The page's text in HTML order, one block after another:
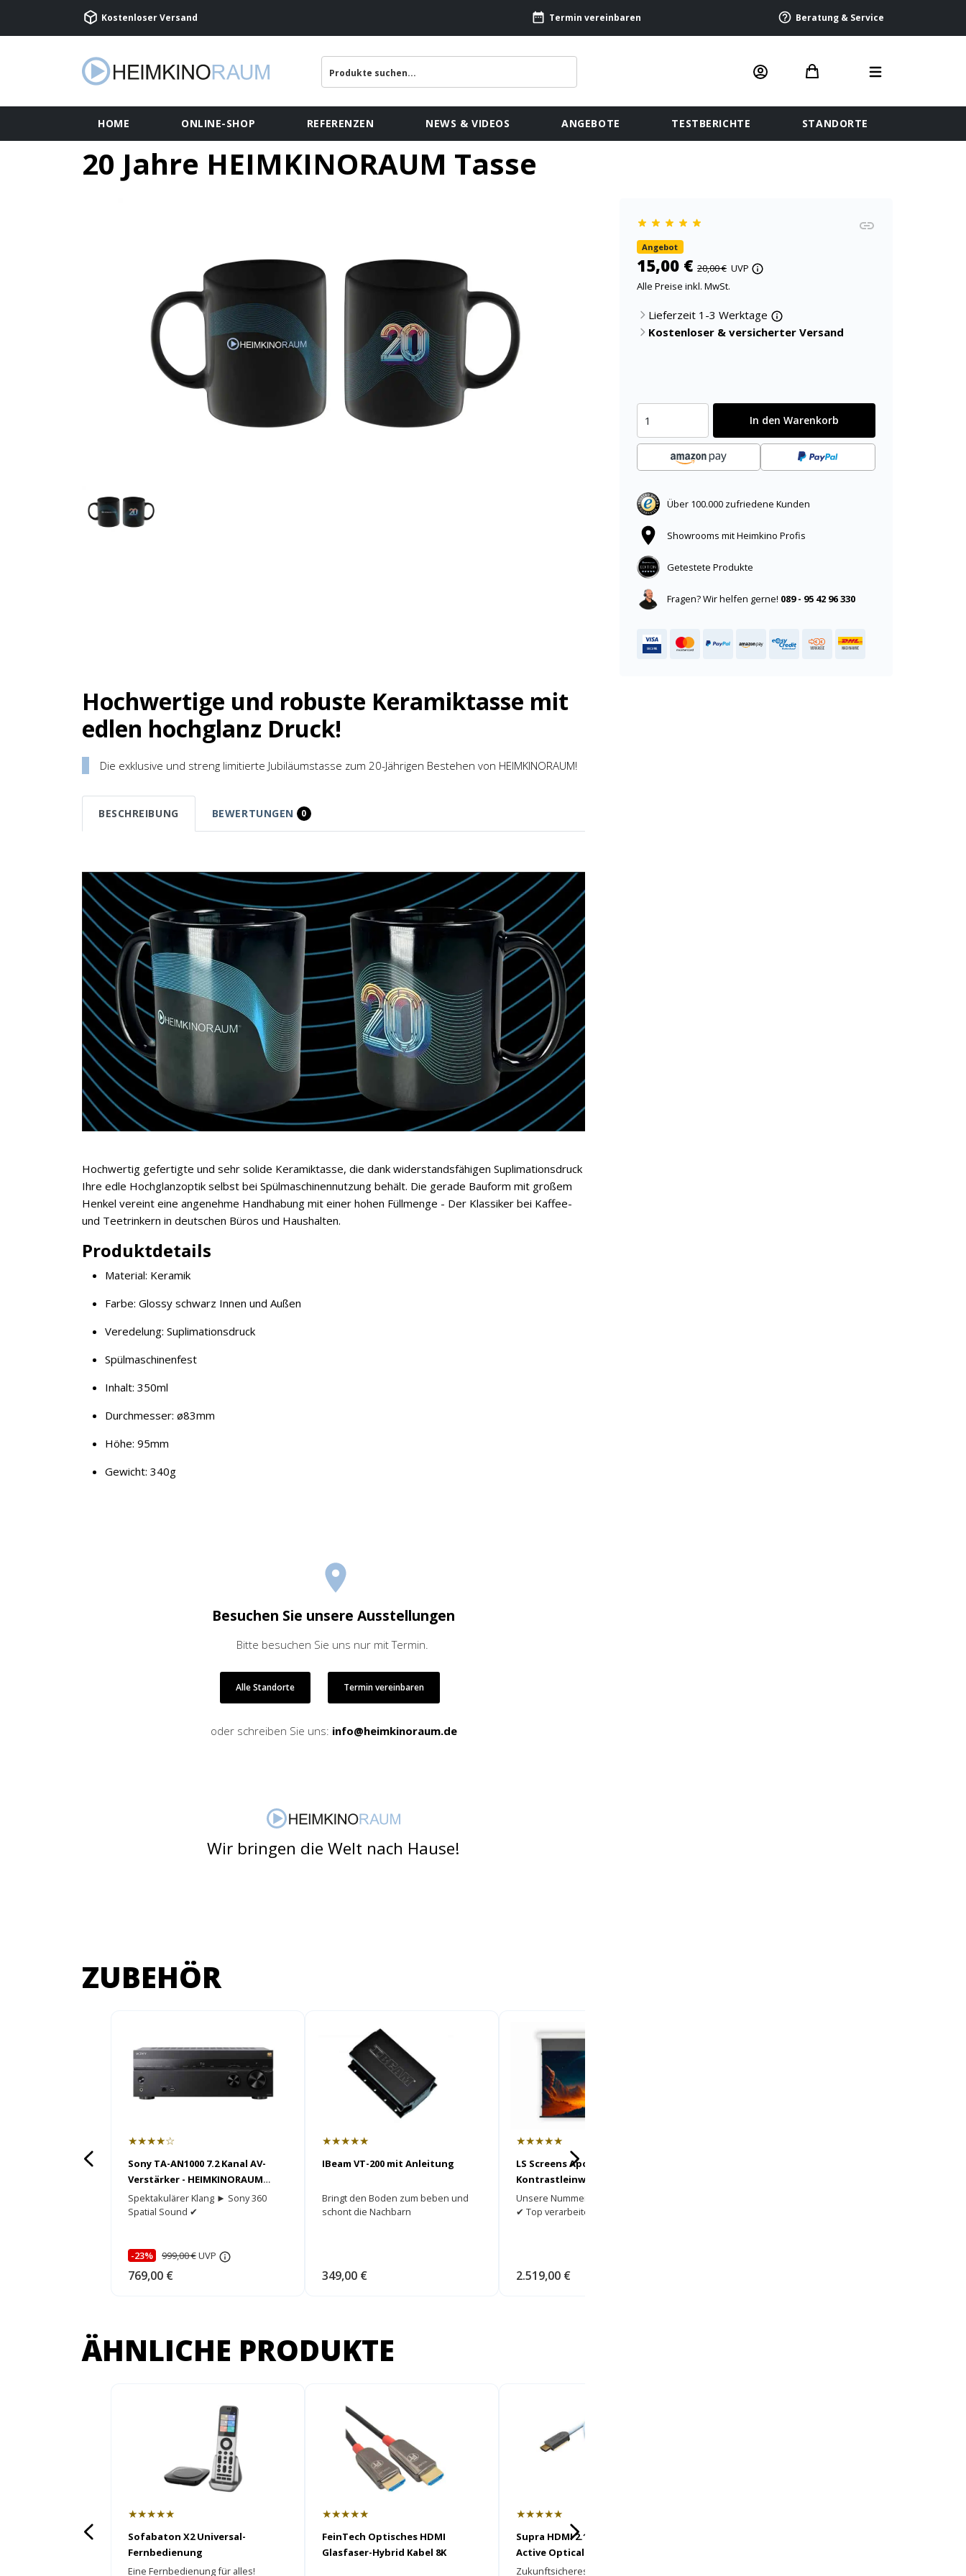
Kostenloser Versand Termin vereinbaren Beratung & Service
HOME ONLINE-SHOP REFERENZEN NEWS & VIDEOS ANGEBOTE TESTBERICHTE STANDORTE
20 Jahre HEIMKINORAUM Tasse
Angebot
15,00 € 20,00 € UVP
Alle Preise inkl. MwSt.
Lieferzeit 1-3 Werktage
Kostenloser & versicherter Versand
In den Warenkorb
Über 100.000 zufriedene Kunden
Showrooms mit Heimkino Profis
Getestete Produkte
Fragen? Wir helfen gerne! 089 - 95 42 96 330
Hochwertige und robuste Keramiktasse mit
edlen hochglanz Druck!
Die exklusive und streng limitierte Jubiläumstasse zum 20-Jährigen Bestehen von HEIMKINORAUM!
BESCHREIBUNG BEWERTUNGEN 0
Hochwertig gefertigte und sehr solide Keramiktasse, die dank widerstandsfähigen Suplimationsdruck
Ihre edle Hochglanzoptik selbst bei Spülmaschinennutzung behält. Die gerade Bauform mit großem
Henkel vereint eine angenehme Handhabung mit einer hohen Füllmenge - Der Klassiker bei Kaffee-
und Teetrinkern in deutschen Büros und Haushalten.
Produktdetails
Material: Keramik
Farbe: Glossy schwarz Innen und Außen
Veredelung: Suplimationsdruck
Spülmaschinenfest
Inhalt: 350ml
Durchmesser: ø83mm
Höhe: 95mm
Gewicht: 340g
Besuchen Sie unsere Ausstellungen
Bitte besuchen Sie uns nur mit Termin.
Alle Standorte Termin vereinbaren
oder schreiben Sie uns: info@heimkinoraum.de
Wir bringen die Welt nach Hause!
ZUBEHÖR
★★★★☆
Sony TA-AN1000 7.2 Kanal AV-
Verstärker - HEIMKINORAUM
Edition
Spektakulärer Klang ► Sony 360
Spatial Sound ✔
-23% 999,00 €UVP
769,00 €
★★★★★
IBeam VT-200 mit Anleitung
Bringt den Boden zum beben und
schont die Nachbarn
349,00 €
★★★★★
LS Screens ApolloMotion Dark
Kontrastleinwand
Unsere Nummer 1 ► Bester Kontrast
✔ Top verarbeitet ✔
2.519,00 €
ÄHNLICHE PRODUKTE
★★★★★
Sofabaton X2 Universal-
Fernbedienung
Eine Fernbedienung für alles!
★★★★★
FeinTech Optisches HDMI
Glasfaser-Hybrid Kabel 8K
★★★★★
Supra HDMI 2.1 AOC 8K HDR -
Active Optical Cable - Hybrid
HDMI Kabel
Zukunftsicheres HDMI Kabel für
KEINE ANGEBOTE
VERPASSEN
Mit der Anmeldung akzeptieren Sie unsere